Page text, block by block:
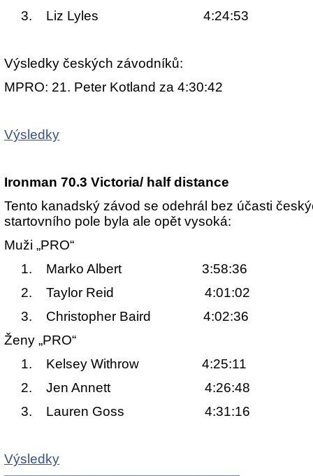
3. Liz Lyles 4:24:53
Výsledky českých závodníků:
MPRO: 21. Peter Kotland za 4:30:42
Výsledky
Ironman 70.3 Victoria/ half distance
Tento kanadský závod se odehrál bez účasti
startovního pole byla ale opět vysoká:
Muži „PRO“
1. Marko Albert 3:58:36
2. Taylor Reid 4:01:02
3. Christopher Baird 4:02:36
Ženy „PRO“
1. Kelsey Withrow 4:25:11
2. Jen Annett 4:26:48
3. Lauren Goss 4:31:16
Výsledky